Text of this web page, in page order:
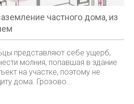
частного дома, из
представляют себе ущерб,
молния, попавшая в здание
на участке, поэтому не
дома. Грозово...